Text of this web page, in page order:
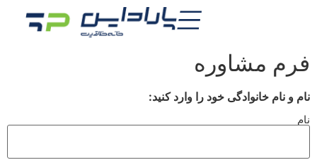
فرم مشاوره
نام و نام خانوادگی خود را وارد کنید:
نام